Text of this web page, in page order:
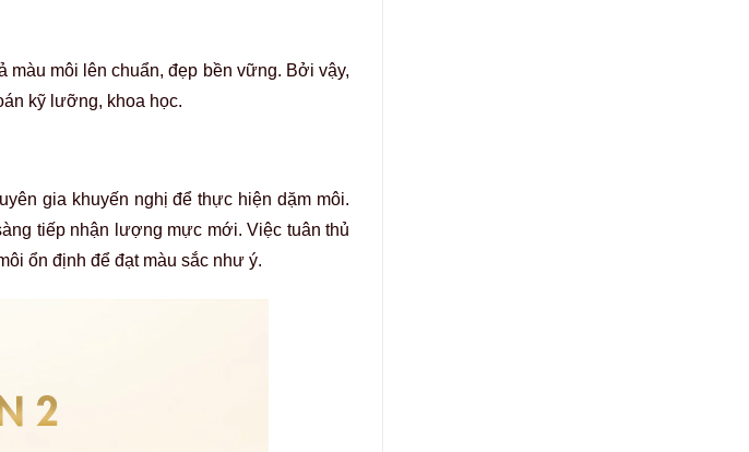
màu môi lên chuẩn, đẹp bền vững. Bởi vậy,
kỹ lưỡng, khoa học.
gia khuyến nghị để thực hiện dặm môi.
tiếp nhận lượng mực mới. Việc tuân thủ
ổn định để đạt màu sắc như ý.